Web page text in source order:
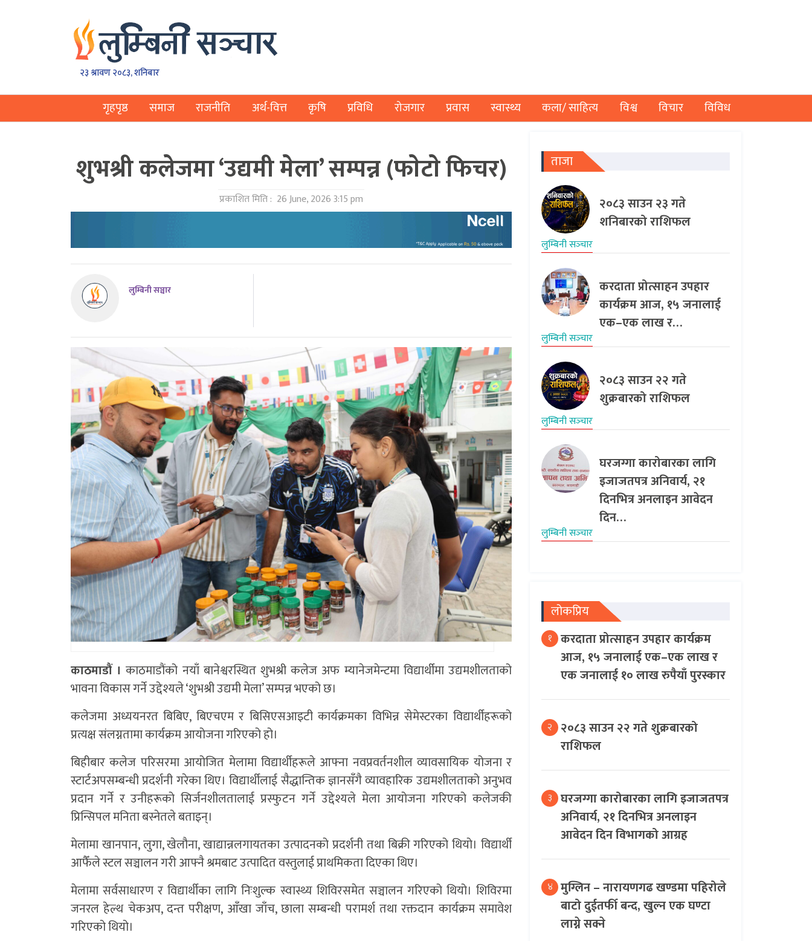
२३ श्रावण २०८३, शनिबार
गृहपृष्ठ समाज राजनीति अर्थ-वित्त कृषि प्रविधि रोजगार प्रवास स्वास्थ्य कला/ साहित्य विश्व विचार विविध
शुभश्री कलेजमा ‘उद्यमी मेला’ सम्पन्न (फाेटाे फिचर)
प्रकाशित मिति : 26 June, 2026 3:15 pm
लुम्बिनी सञ्चार
काठमाडौं । काठमाडौंको नयाँ बानेश्वरस्थित शुभश्री कलेज अफ म्यानेजमेन्टमा विद्यार्थीमा उद्यमशीलताको
भावना विकास गर्ने उद्देश्यले ‘शुभश्री उद्यमी मेला’ सम्पन्न भएको छ।
कलेजमा अध्ययनरत बिबिए, बिएचएम र बिसिएसआइटी कार्यक्रमका विभिन्न सेमेस्टरका विद्यार्थीहरूको
प्रत्यक्ष संलग्नतामा कार्यक्रम आयोजना गरिएको हो।
बिहीबार कलेज परिसरमा आयोजित मेलामा विद्यार्थीहरूले आफ्ना नवप्रवर्तनशील व्यावसायिक योजना र
स्टार्टअपसम्बन्धी प्रदर्शनी गरेका थिए। विद्यार्थीलाई सैद्धान्तिक ज्ञानसँगै व्यावहारिक उद्यमशीलताको अनुभव
प्रदान गर्ने र उनीहरूको सिर्जनशीलतालाई प्रस्फुटन गर्ने उद्देश्यले मेला आयोजना गरिएको कलेजकी
प्रिन्सिपल मनिता बस्नेतले बताइन्।
मेलामा खानपान, लुगा, खेलौना, खाद्यान्नलगायतका उत्पादनको प्रदर्शनी तथा बिक्री गरिएको थियो। विद्यार्थी
आफैँले स्टल सञ्चालन गरी आफ्नै श्रमबाट उत्पादित वस्तुलाई प्राथमिकता दिएका थिए।
मेलामा सर्वसाधारण र विद्यार्थीका लागि निःशुल्क स्वास्थ्य शिविरसमेत सञ्चालन गरिएको थियो। शिविरमा
जनरल हेल्थ चेकअप, दन्त परीक्षण, आँखा जाँच, छाला सम्बन्धी परामर्श तथा रक्तदान कार्यक्रम समावेश
गरिएको थियो।
ताजा
२०८३ साउन २३ गते
शनिबारको राशिफल
लुम्बिनी सञ्‍चार
करदाता प्रोत्साहन उपहार
कार्यक्रम आज, १५ जनालाई
एक–एक लाख र…
लुम्बिनी सञ्‍चार
२०८३ साउन २२ गते
शुक्रबारको राशिफल
लुम्बिनी सञ्‍चार
घरजग्गा कारोबारका लागि
इजाजतपत्र अनिवार्य, २१
दिनभित्र अनलाइन आवेदन
दिन…
लुम्बिनी सञ्‍चार
लोकप्रिय
१ करदाता प्रोत्साहन उपहार कार्यक्रम
आज, १५ जनालाई एक–एक लाख र
एक जनालाई १० लाख रुपैयाँ पुरस्कार
२ २०८३ साउन २२ गते शुक्रबारको
राशिफल
३ घरजग्गा कारोबारका लागि इजाजतपत्र
अनिवार्य, २१ दिनभित्र अनलाइन
आवेदन दिन विभागको आग्रह
४ मुग्लिन – नारायणगढ खण्डमा पहिरोले
बाटो दुईतर्फी बन्द, खुल्न एक घण्टा
लाग्ने सक्ने